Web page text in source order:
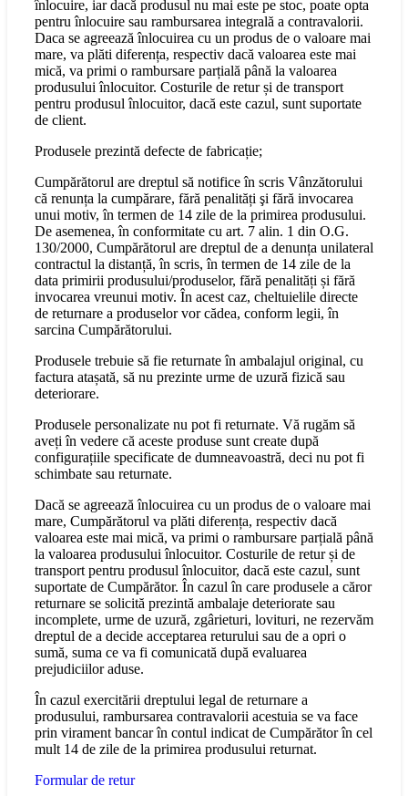
înlocuire, iar dacă produsul nu mai este pe stoc, poate opta
pentru înlocuire sau rambursarea integrală a contravalorii.
Daca se agreează înlocuirea cu un produs de o valoare mai
mare, va plăti diferența, respectiv dacă valoarea este mai
mică, va primi o rambursare parțială până la valoarea
produsului înlocuitor. Costurile de retur și de transport
pentru produsul înlocuitor, dacă este cazul, sunt suportate
de client.
Produsele prezintă defecte de fabricație;
Cumpărătorul are dreptul să notifice în scris Vânzătorului
că renunța la cumpărare, fără penalități şi fără invocarea
unui motiv, în termen de 14 zile de la primirea produsului.
De asemenea, în conformitate cu art. 7 alin. 1 din O.G.
130/2000, Cumpărătorul are dreptul de a denunța unilateral
contractul la distanță, în scris, în termen de 14 zile de la
data primirii produsului/produselor, fără penalități și fără
invocarea vreunui motiv. În acest caz, cheltuielile directe
de returnare a produselor vor cădea, conform legii, în
sarcina Cumpărătorului.
Produsele trebuie să fie returnate în ambalajul original, cu
factura atașată, să nu prezinte urme de uzură fizică sau
deteriorare.
Produsele personalizate nu pot fi returnate. Vă rugăm să
aveți în vedere că aceste produse sunt create după
configurațiile specificate de dumneavoastră, deci nu pot fi
schimbate sau returnate.
Dacă se agreează înlocuirea cu un produs de o valoare mai
mare, Cumpărătorul va plăti diferența, respectiv dacă
valoarea este mai mică, va primi o rambursare parțială până
la valoarea produsului înlocuitor. Costurile de retur și de
transport pentru produsul înlocuitor, dacă este cazul, sunt
suportate de Cumpărător. În cazul în care produsele a căror
returnare se solicită prezintă ambalaje deteriorate sau
incomplete, urme de uzură, zgârieturi, lovituri, ne rezervăm
dreptul de a decide acceptarea returului sau de a opri o
sumă, suma ce va fi comunicată după evaluarea
prejudiciilor aduse.
În cazul exercitării dreptului legal de returnare a
produsului, rambursarea contravalorii acestuia se va face
prin virament bancar în contul indicat de Cumpărător în cel
mult 14 de zile de la primirea produsului returnat.
Formular de retur